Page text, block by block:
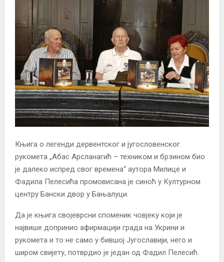
Књига о легенди дервентског и југословенског
рукомета „Абас Арсланагић – техником и брзином био
је далеко испред свог времена“ аутора Милице и
Фадила Пелесића промовисана је синоћ у Културном
центру Бански двор у Бањалуци.
Да је књига својеврсни споменик човјеку који је
највише допринио афирмацији града на Укрини и
рукомета и то не само у бившој Југославији, него и
широм свијету, потврдио је један од Фадил Пелесић.